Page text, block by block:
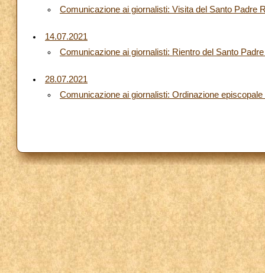
Comunicazione ai giornalisti: Visita del Santo Padre
14.07.2021
Comunicazione ai giornalisti: Rientro del Santo
28.07.2021
Comunicazione ai giornalisti: Ordinazione